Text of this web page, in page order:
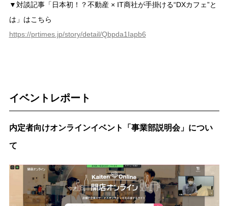
▼対談記事「日本初！？不動産 × IT商社が手掛ける“DXカフェ”と
は」はこちら
https://prtimes.jp/story/detail/Qbpda1Iapb6
イベントレポート
内定者向けオンラインイベント「事業部説明会」につい
て